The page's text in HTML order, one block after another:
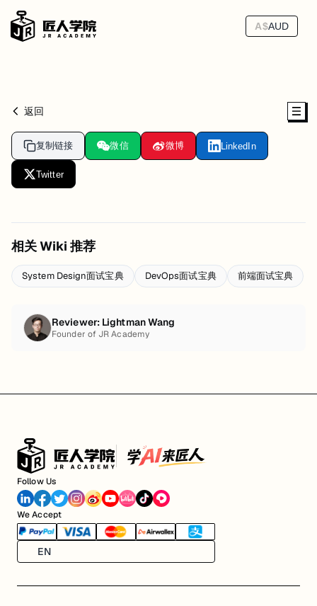
A$AUD
返回
复制链接 微信 微博 LinkedIn
Twitter
相关 Wiki 推荐
System Design面试宝典 DevOps面试宝典 前端面试宝典
Reviewer: Lightman Wang
Founder of JR Academy
Follow Us
We Accept
EN